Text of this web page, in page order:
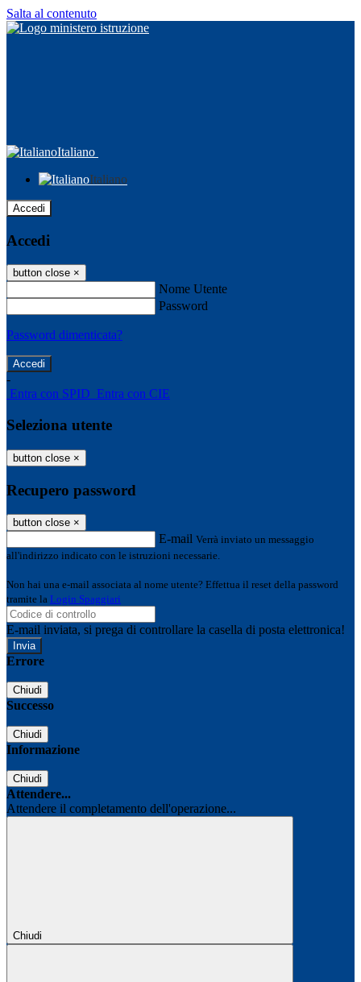
Salta al contenuto
Italiano
Italiano
Accedi
Accedi
button close ×
Nome Utente
Password
Password dimenticata?
-
Entra con SPID Entra con CIE
Seleziona utente
button close ×
Recupero password
button close ×
E-mail Verrà inviato un messaggio
all'indirizzo indicato con le istruzioni necessarie.
Non hai una e-mail associata al nome utente? Effettua il reset della password
tramite la Login Spaggiari
E-mail inviata, si prega di controllare la casella di posta elettronica!
Errore
Chiudi
Successo
Chiudi
Informazione
Chiudi
Attendere...
Attendere il completamento dell'operazione...
Chiudi